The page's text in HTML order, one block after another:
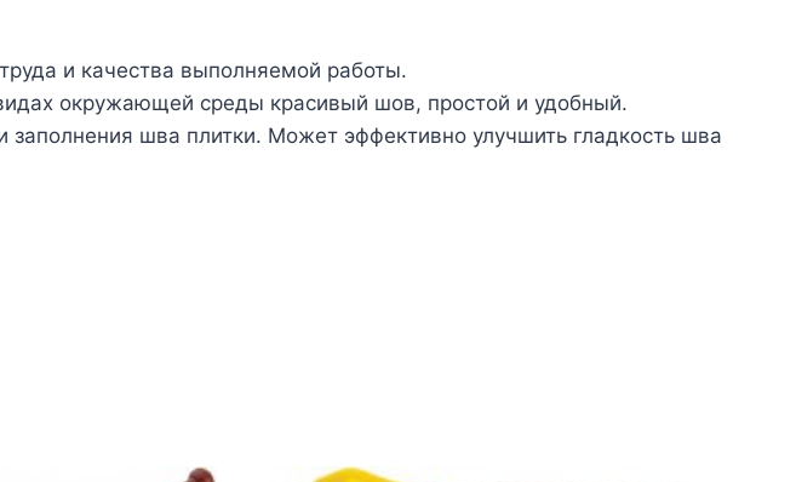
и качества выполняемой работы.
окружающей среды красивый шов, простой и удобный.
шва плитки. Может эффективно улучшить гладкость шва